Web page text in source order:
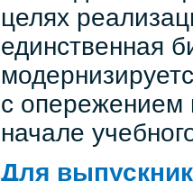
целях
единственная
с опережением
начале
Для